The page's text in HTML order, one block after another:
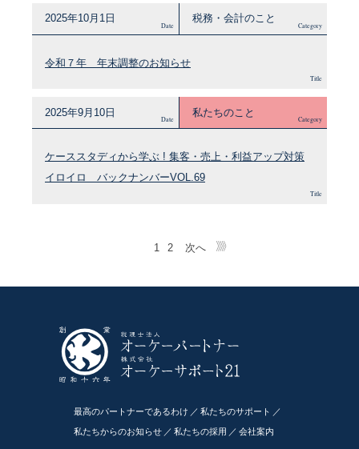
2025年10月1日
Date
税務・会計のこと
Category
令和７年 年末調整のお知らせ
Title
2025年9月10日
Date
私たちのこと
Category
ケーススタディから学ぶ ! 集客・売上・利益アップ対策
イロイロ バックナンバーVOL.69
Title
1 2 次へ
最高のパートナーであるわけ 私たちのサポート
私たちからのお知らせ 私たちの採用 会社案内